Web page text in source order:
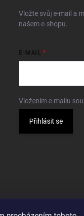
Vložte svůj e-mail a
našem e-shopu.
E-MAIL
Vložením e-mailu
Přihlásit se